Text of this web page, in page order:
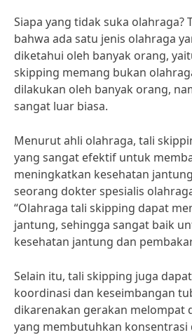
Siapa yang tidak suka olahraga?
bahwa ada satu jenis olahraga
diketahui oleh banyak orang,
skipping memang bukan
dilakukan oleh banyak orang,
sangat luar biasa.
Menurut ahli olahraga, tali
yang sangat efektif untuk
meningkatkan kesehatan
seorang dokter spesialis
“Olahraga tali skipping dapat
jantung, sehingga sangat baik
kesehatan jantung dan
Selain itu, tali skipping juga
koordinasi dan keseimbangan
dikarenakan gerakan melompat
yang membutuhkan konsentrasi